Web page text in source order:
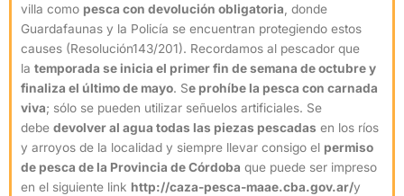
villa como pesca con devolución obligatoria, donde
Guardafaunas y la Policía se encuentran protegiendo estos
causes (Resolución143/201). Recordamos al pescador que
la temporada se inicia el primer fin de semana de octubre y
finaliza el último de mayo. Se prohíbe la pesca con carnada
viva; sólo se pueden utilizar señuelos artificiales. Se
debe devolver al agua todas las piezas pescadas en los ríos
y arroyos de la localidad y siempre llevar consigo el permiso
de pesca de la Provincia de Córdoba que puede ser impreso
en el siguiente link http://caza-pesca-maae.cba.gov.ar/y